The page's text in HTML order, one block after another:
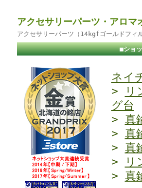
アクセサリーパーツ・アロ
アクセサリーパーツ（14kgfゴールドフィ
■ショ
ネイ
>
リ
グ台
> 真
> 真
> 真
>
リ
> 真